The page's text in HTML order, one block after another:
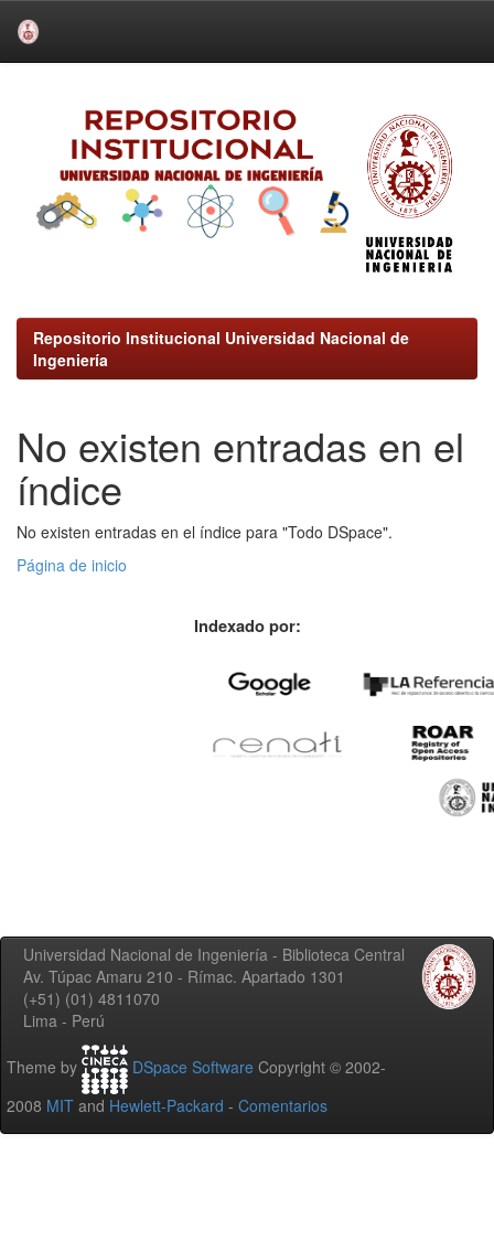
Repositorio Institucional Universidad Nacional de
Ingeniería
No existen entradas en el
índice
No existen entradas en el índice para "Todo DSpace".
Página de inicio
Indexado por:
Universidad Nacional de Ingeniería - Biblioteca Central
Av. Túpac Amaru 210 - Rímac. Apartado 1301
(+51) (01) 4811070
Lima - Perú
Theme by DSpace Software Copyright © 2002-
2008 MIT and Hewlett-Packard - Comentarios